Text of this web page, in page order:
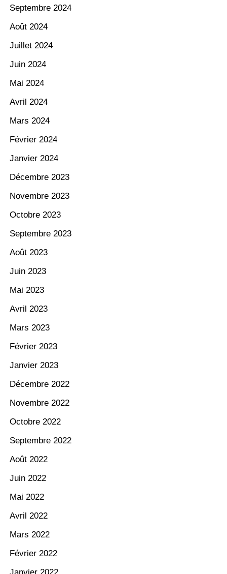
Septembre 2024
Août 2024
Juillet 2024
Juin 2024
Mai 2024
Avril 2024
Mars 2024
Février 2024
Janvier 2024
Décembre 2023
Novembre 2023
Octobre 2023
Septembre 2023
Août 2023
Juin 2023
Mai 2023
Avril 2023
Mars 2023
Février 2023
Janvier 2023
Décembre 2022
Novembre 2022
Octobre 2022
Septembre 2022
Août 2022
Juin 2022
Mai 2022
Avril 2022
Mars 2022
Février 2022